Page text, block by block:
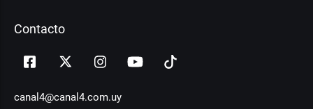
Contacto
canal4@canal4.com.uy